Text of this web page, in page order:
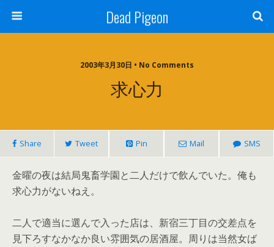
Dead Pigeon
2003年3月30日 • No Comments
求心力
Share Tweet Pin Mail SMS
金曜の夜は結局鬼畜学園と二人だけで飲んでいた。俺も
求心力がないねえ。
二人で適当に選んで入った店は、新宿三丁目の交差点を
見下ろすなかなか良い雰囲気の居酒屋。周りは当然女ば